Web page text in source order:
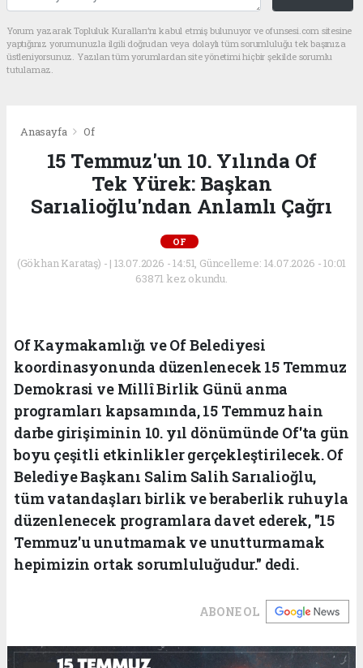
Yorum yazarak Topluluk Kuralları’nı kabul etmiş bulunuyor ve ofunsesi.com sitesine
yaptığınız yorumunuzla ilgili doğrudan veya dolaylı tüm sorumluluğu tek başınıza
üstleniyorsunuz. Yazılan tüm yorumlardan site yönetimi hiçbir şekilde sorumlu
tutulamaz.
Anasayfa Of
15 Temmuz'un 10. Yılında Of
Tek Yürek: Başkan
Sarıalioğlu'ndan Anlamlı Çağrı
OF
(Gökhan Karataş) - | 13.07.2026 - 14:51, Güncelleme: 14.07.2026 - 10:01
63871 kez okundu.
Of Kaymakamlığı ve Of Belediyesi
koordinasyonunda düzenlenecek 15 Temmuz
Demokrasi ve Millî Birlik Günü anma
programları kapsamında, 15 Temmuz hain
darbe girişiminin 10. yıl dönümünde Of'ta gün
boyu çeşitli etkinlikler gerçekleştirilecek. Of
Belediye Başkanı Salim Salih Sarıalioğlu,
tüm vatandaşları birlik ve beraberlik ruhuyla
düzenlenecek programlara davet ederek, "15
Temmuz'u unutmamak ve unutturmamak
hepimizin ortak sorumluluğudur." dedi.
ABONE OL